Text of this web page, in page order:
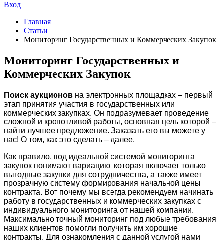
Вход
Главная
Статьи
Мониторинг Государственных и Коммерческих Закупок
Мониторинг Государственных и
Коммерческих Закупок
Поиск аукционов на электронных площадках – первый
этап принятия участия в государственных или
коммерческих закупках. Он подразумевает проведение
сложной и кропотливой работы, основная цель которой –
найти лучшее предложение. Заказать его вы можете у
нас! О том, как это сделать – далее.
Как правило, под идеальной системой мониторинга
закупок понимают вариацию, которая включает только
выгодные закупки для сотрудничества, а также имеет
прозрачную систему формирования начальной цены
контракта. Вот почему мы всегда рекомендуем начинать
работу в государственных и коммерческих закупках с
индивидуального мониторинга от нашей компании.
Максимально точный мониторинг под любые требования
наших клиентов помогли получить им хорошие
контракты. Для ознакомления с данной услугой нами